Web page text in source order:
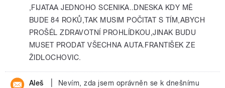
,FIJATAA JEDNOHO SCENIKA..DNESKA KDY MĚ
BUDE 84 ROKŮ,TAK MUSIM POČITAT S TÍM,ABYCH
PROŠÉL ZDRAVOTNÍ PROHLÍDKOU,JINAK BUDU
MUSET PRODAT VŠECHNA AUTA.FRANTIŠEK ZE
ŽIDLOCHOVIC.
Aleš
Nevím, zda jsem oprávněn se k dnešnímu